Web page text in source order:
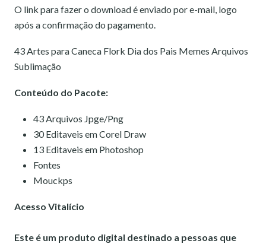
O link para fazer o download é enviado por e-mail, logo
após a confirmação do pagamento.
43 Artes para Caneca Flork Dia dos Pais Memes Arquivos
Sublimação
Conteúdo do Pacote:
43 Arquivos Jpge/Png
30 Editaveis em Corel Draw
13 Editaveis em Photoshop
Fontes
Mouckps
Acesso Vitalício
Este é um produto digital destinado a pessoas que